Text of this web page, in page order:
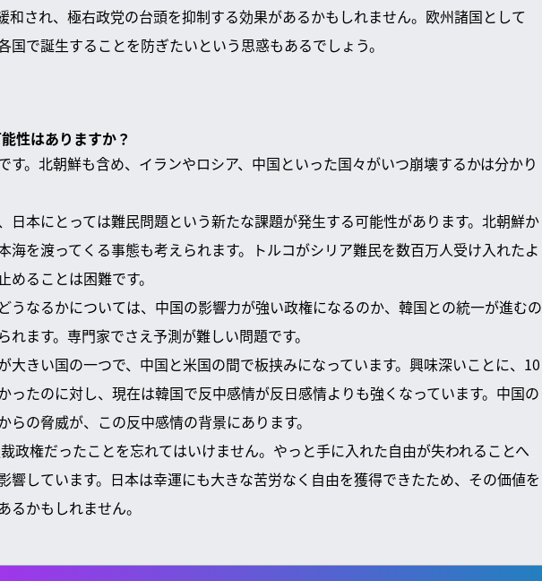
和され、極右政党の台頭を抑制する効果があるかもしれません。欧州諸国として
国で誕生することを防ぎたいという思惑もあるでしょう。
性はありますか？
す。北朝鮮も含め、イランやロシア、中国といった国々がいつ崩壊するかは分かり
日本にとっては難民問題という新たな課題が発生する可能性があります。北朝鮮か
海を渡ってくる事態も考えられます。トルコがシリア難民を数百万人受け入れたよ
ることは困難です。
うなるかについては、中国の影響力が強い政権になるのか、韓国との統一が進むの
ます。専門家でさえ予測が難しい問題です。
大きい国の一つで、中国と米国の間で板挟みになっています。興味深いことに、10
ったのに対し、現在は韓国で反中感情が反日感情よりも強くなっています。中国の
らの脅威が、この反中感情の背景にあります。
政権だったことを忘れてはいけません。やっと手に入れた自由が失われることへ
響しています。日本は幸運にも大きな苦労なく自由を獲得できたため、その価値を
るかもしれません。